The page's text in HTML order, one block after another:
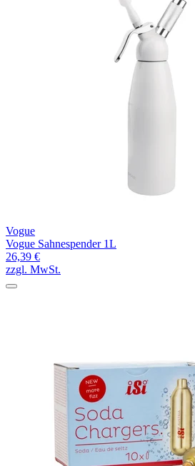
Vogue
Vogue Sahnespender 1L
26,39 €
zzgl. MwSt.